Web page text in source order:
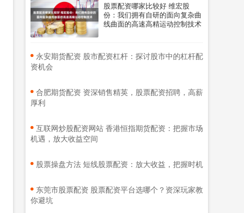
股票配资哪家比较好 维宏股
份：我们拥有自研的面向复杂曲
线曲面的高速高精运动控制技术
​永安期货配资 股市配资杠杆：探讨股市中的杠杆配
资机会
​合肥期货配资 资深销售精英，股票配资招聘，高薪
厚利
​互联网炒股配资网站 香港恒指期货配资：把握市场
机遇，放大收益空间
​股票操盘方法 短线股票配资：放大收益，把握时机
​东莞市股票配资 股票配资平台选哪个？资深玩家教
你避坑